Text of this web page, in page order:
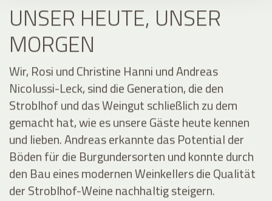
UNSER HEUTE, UNSER
MORGEN
Wir, Rosi und Christine Hanni und Andreas
Nicolussi-Leck, sind die Generation, die den
Stroblhof und das Weingut schließlich zu dem
gemacht hat, wie es unsere Gäste heute kennen
und lieben. Andreas erkannte das Potential der
Böden für die Burgundersorten und konnte durch
den Bau eines modernen Weinkellers die Qualität
der Stroblhof-Weine nachhaltig steigern.